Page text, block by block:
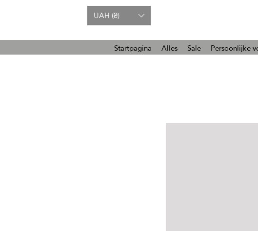
UAH (₴)
Startpagina Alles Sale Persoonlijke